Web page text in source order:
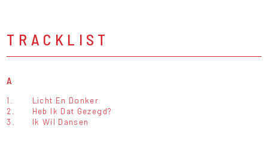
TRACKLIST
A
1.
Licht En Donker
2.
Heb Ik Dat Gezegd?
3.
Ik Wil Dansen